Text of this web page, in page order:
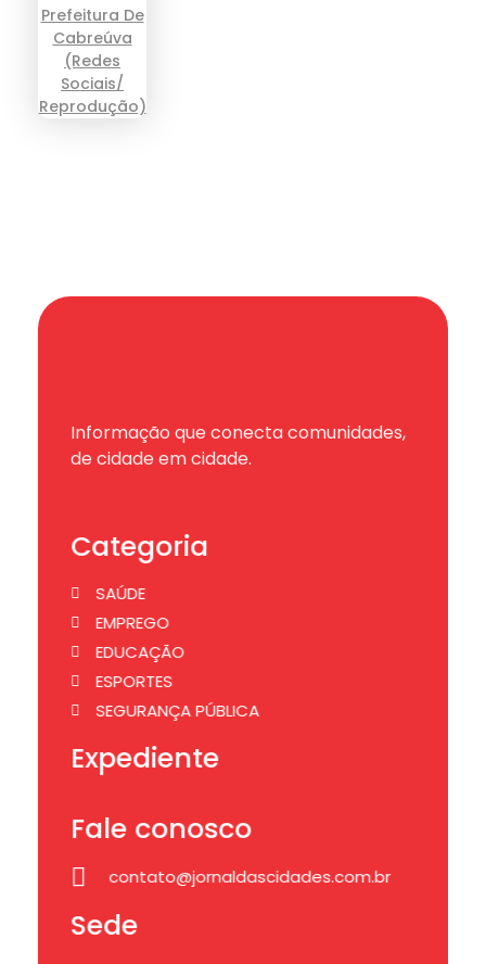
Informação que conecta comunidades,
de cidade em cidade.
Categoria
SAÚDE
EMPREGO
EDUCAÇÃO
ESPORTES
SEGURANÇA PÚBLICA
Expediente
Fale conosco
contato@jornaldascidades.com.br
Sede